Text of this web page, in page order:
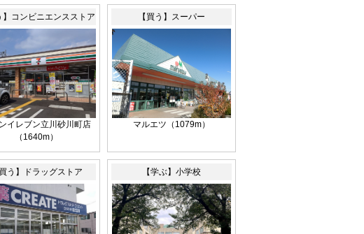
】コンビニエンスストア
イレブン立川砂川町店
（1640m）
【買う】スーパー
マルエツ（1079m）
買う】ドラッグストア 【学ぶ】小学校